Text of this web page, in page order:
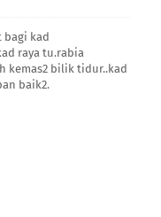
bagi kad
raya tu.rabia
kemas2 bilik tidur..kad
baik2.